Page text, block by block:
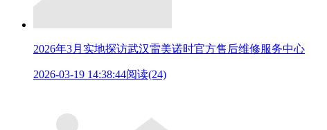
2026年3月实地探访武汉雷美诺时官方售后维修服务中心
2026-03-19 14:38:44阅读(24)